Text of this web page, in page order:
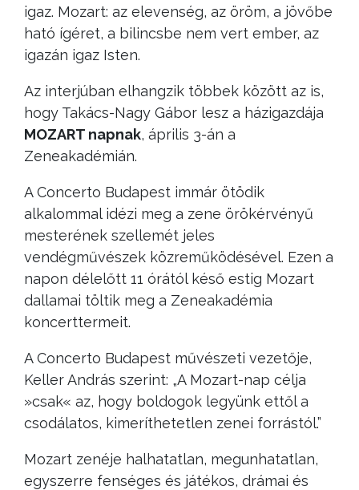
igaz. Mozart: az elevenség, az öröm, a jövőbe
ható ígéret, a bilincsbe nem vert ember, az
igazán igaz Isten.
Az interjúban elhangzik többek között az is,
hogy Takács-Nagy Gábor lesz a házigazdája
MOZART napnak, április 3-án a
Zeneakadémián.
A Concerto Budapest immár ötödik
alkalommal idézi meg a zene örökérvényű
mesterének szellemét jeles
vendégművészek közreműködésével. Ezen a
napon délelőtt 11 órától késő estig Mozart
dallamai töltik meg a Zeneakadémia
koncerttermeit.
A Concerto Budapest művészeti vezetője,
Keller András szerint: „A Mozart-nap célja
»csak« az, hogy boldogok legyünk ettől a
csodálatos, kimeríthetetlen zenei forrástól.”
Mozart zenéje halhatatlan, megunhatatlan,
egyszerre fenséges és játékos, drámai és